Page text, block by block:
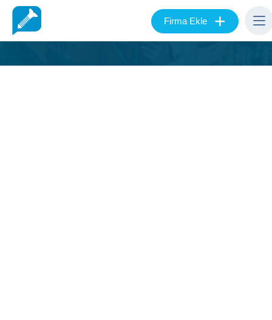
Firma Ekle +